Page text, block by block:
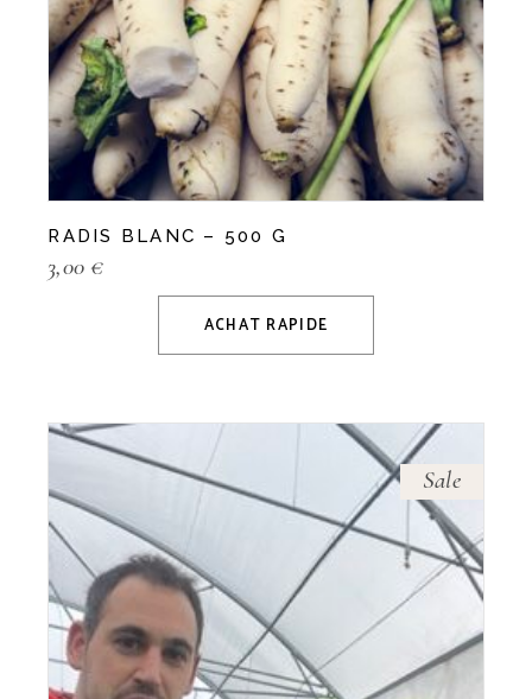
RADIS BLANC – 500 G
3,00 €
ACHAT RAPIDE
Sale